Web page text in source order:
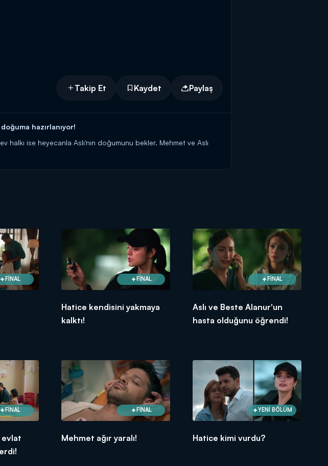
Takip Et Kaydet Paylaş
hazırlanıyor!
halkı ise heyecanla Aslı'nın doğumunu bekler. Mehmet ve Aslı
FİNAL FİNAL
Hatice kendisini yakmaya
kalktı!
FİNAL
Aslı ve Beste Alanur'un
hasta olduğunu öğrendi!
FİNAL
evlat
FİNAL
Mehmet ağır yaralı!
YENİ BÖLÜM
Hatice kimi vurdu?